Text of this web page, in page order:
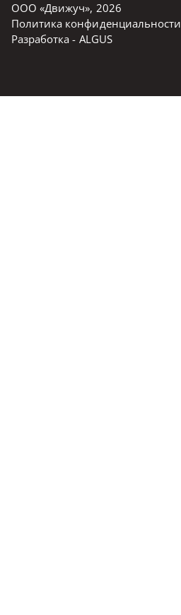
ООО «Движуч», 2026
Политика конфиденциальности
Разработка - ALGUS